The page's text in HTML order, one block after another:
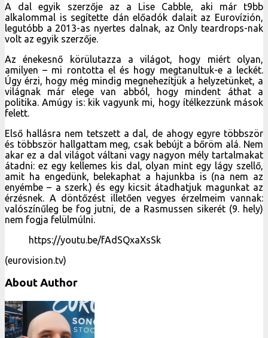
A dal egyik szerzője az a Lise Cabble, aki már t9bb
alkalommal is segítette dán előadók dalait az Eurovízión,
legutóbb a 2013-as nyertes dalnak, az Only teardrops-nak
volt az egyik szerzője.
Az énekesnő körülutazza a világot, hogy miért olyan,
amilyen – mi rontotta el és hogy megtanultuk-e a leckét.
Úgy érzi, hogy még mindig megnehezítjük a helyzetünket, a
világnak már elege van abból, hogy mindent áthat a
politika. Amúgy is: kik vagyunk mi, hogy ítélkezzünk mások
felett.
Első hallásra nem tetszett a dal, de ahogy egyre többször
és többször hallgattam meg, csak bebújt a bőröm alá. Nem
akar ez a dal világot váltani vagy nagyon mély tartalmakat
átadni: ez egy kellemes kis dal, olyan mint egy lágy szellő,
amit ha engedünk, belekaphat a hajunkba is (na nem az
enyémbe – a szerk.) és egy kicsit átadhatjuk magunkat az
érzésnek. A döntőzést illetően vegyes érzelmeim vannak:
valószínűleg be fog jutni, de a Rasmussen sikerét (9. hely)
nem fogja felülmúlni.
https://youtu.be/fAdSQxaXsSk
(eurovision.tv)
About Author